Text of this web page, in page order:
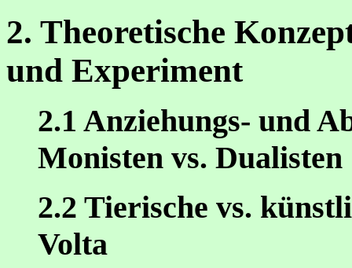
2. Theoretische
und Experiment
2.1 Anziehungs- und
Monisten vs. Dualisten
2.2 Tierische vs.
Volta